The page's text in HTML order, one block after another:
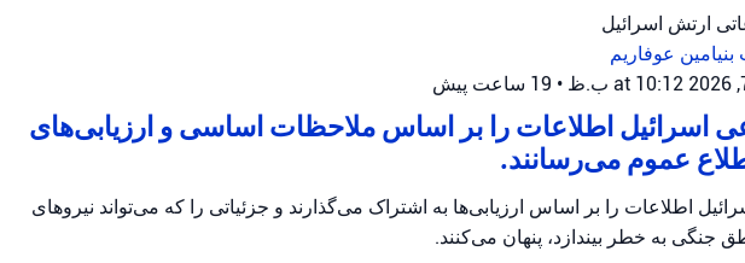
ارتش اسرائیل
بنیامین عوفاریم
• 19 ساعت پیش
اسرائیل اطلاعات را بر اساس ملاحظات اساسی و ارزیابی‌های
عموم می‌رسانند.
اطلاعات را بر اساس ارزیابی‌ها به اشتراک می‌گذارند و جزئیاتی را که می‌تواند نیروهای
جنگی به خطر بیندازد، پنهان می‌کنند.